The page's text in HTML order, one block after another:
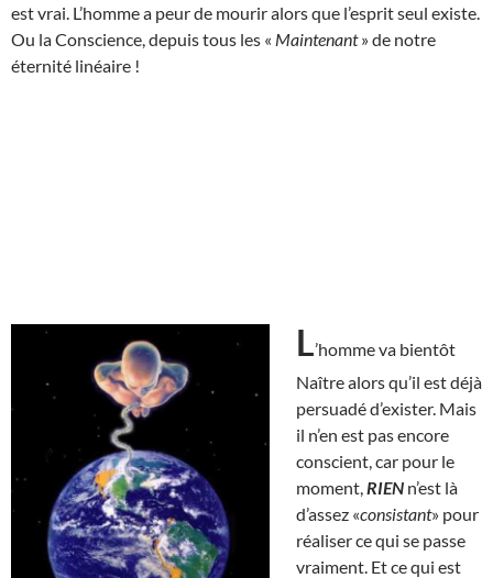
est vrai. L’homme a peur de mourir alors que l’esprit seul existe.
Ou la Conscience, depuis tous les « Maintenant» de notre
éternité linéaire !
L’homme va bientôt
Naître alors qu’il est déjà
persuadé d’exister. Mais
il n’en est pas encore
conscient, car pour le
moment, RIEN n’est là
d’assez «consistant» pour
réaliser ce qui se passe
vraiment. Et ce qui est